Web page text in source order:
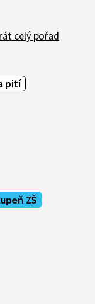
celý pořad
pití
ZŠ